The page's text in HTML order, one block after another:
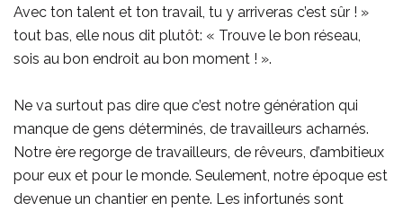
Avec ton talent et ton travail, tu y arriveras c’est sûr ! »
tout bas, elle nous dit plutôt: « Trouve le bon réseau,
sois au bon endroit au bon moment ! ».
Ne va surtout pas dire que c’est notre génération qui
manque de gens déterminés, de travailleurs acharnés.
Notre ère regorge de travailleurs, de rêveurs, d’ambitieux
pour eux et pour le monde. Seulement, notre époque est
devenue un chantier en pente. Les infortunés sont